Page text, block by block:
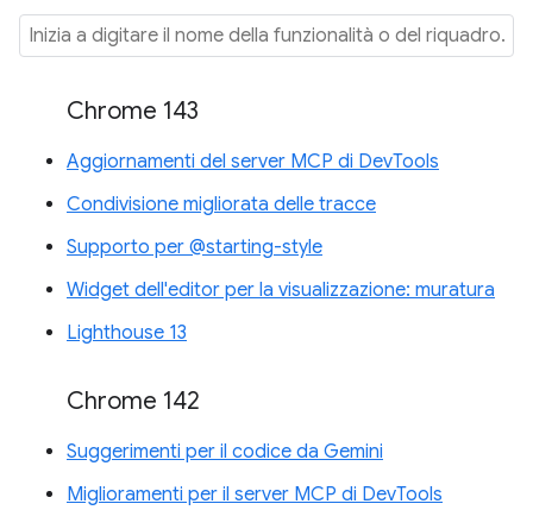
Chrome 143
Aggiornamenti del server MCP di DevTools
Condivisione migliorata delle tracce
Supporto per @starting-style
Widget dell'editor per la visualizzazione: muratura
Lighthouse 13
Chrome 142
Suggerimenti per il codice da Gemini
Miglioramenti per il server MCP di DevTools